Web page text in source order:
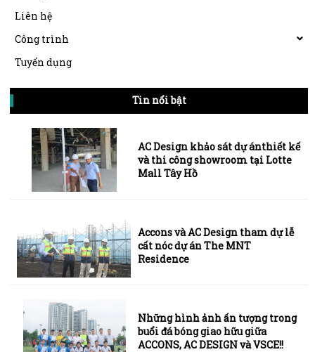
Liên hệ
Công trình
Tuyển dụng
Tin nổi bật
AC Design khảo sát dự ánthiết kế
và thi công showroom tại Lotte
Mall Tây Hồ
Accons và AC Design tham dự lễ
cất nóc dự án The MNT
Residence
Những hình ảnh ấn tượng trong
buổi đá bóng giao hữu giữa
ACCONS, AC DESIGN và VSCE!!